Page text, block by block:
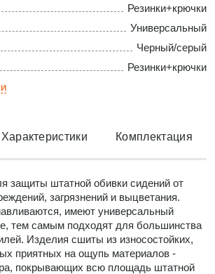
Резинки+крючки
Универсальный
Черный/серый
Резинки+крючки
Характеристики Комплектация
защиты штатной обивки сидений от
загрязнений и выцветания.
имеют универсальный
тем самым подходят для большинства
Изделия сшиты из износостойких,
приятных на ощупь материалов -
покрывающих всю площадь штатной